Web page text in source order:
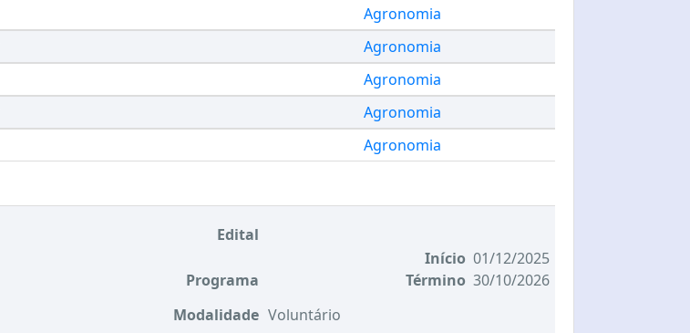
Agronomia
Agronomia
Agronomia
Agronomia
Agronomia
Edital
Programa
Modalidade Voluntário
Início 01/12/2025
Término 30/10/2026